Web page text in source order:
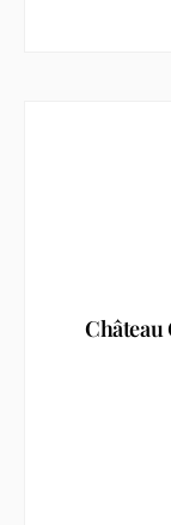
Château